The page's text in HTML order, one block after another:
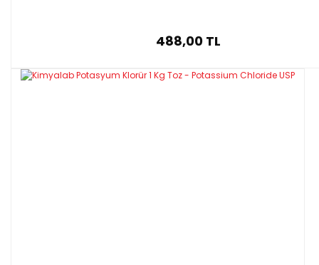
488,00 TL